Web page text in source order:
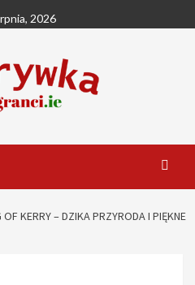
2026
OF KERRY – DZIKA PRZYRODA I PIĘKNE